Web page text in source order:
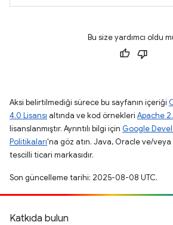
Bu size yardımcı oldu
Aksi belirtilmediği sürece bu sayfanın içeriği
4.0 Lisansı altında ve kod örnekleri Apache
lisanslanmıştır. Ayrıntılı bilgi için Google
Politikaları'na göz atın. Java, Oracle ve/veya
tescilli ticari markasıdır.
Son güncelleme tarihi: 2025-08-08 UTC.
Katkıda bulun